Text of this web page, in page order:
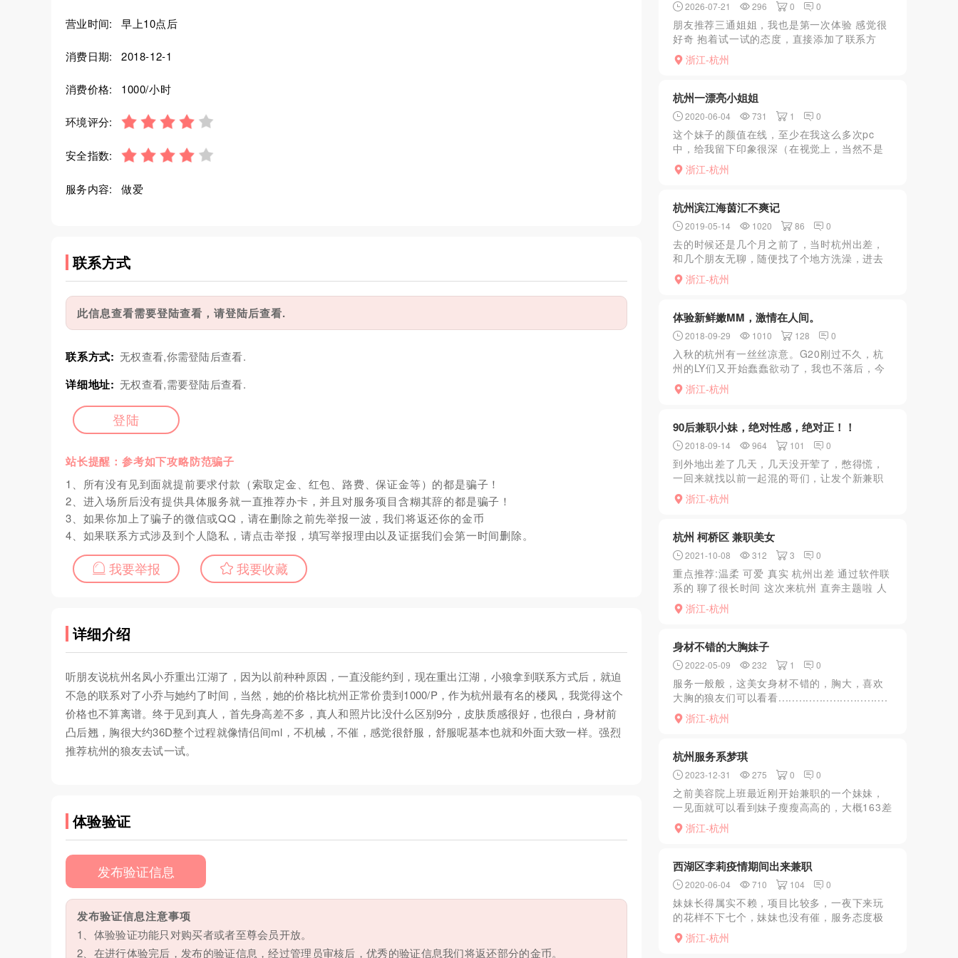
营业时间: 早上10点后
消费日期: 2018-12-1
消费价格: 1000/小时
环境评分:
安全指数:
服务内容: 做爱
联系方式
此信息查看需要登陆查看，请登陆后查看.
联系方式: 无权查看,你需登陆后查看.
详细地址: 无权查看,需要登陆后查看.
登陆
站长提醒：参考如下攻略防范骗子
1、所有没有见到面就提前要求付款（索取定金、红包、路费、保证金等）的都是骗子！
2、进入场所后没有提供具体服务就一直推荐办卡，并且对服务项目含糊其辞的都是骗子！
3、如果你加上了骗子的微信或QQ，请在删除之前先举报一波，我们将返还你的金币
4、如果联系方式涉及到个人隐私，请点击举报，填写举报理由以及证据我们会第一时间删除。
我要举报 我要收藏
详细介绍
听朋友说杭州名凤小乔重出江湖了，因为以前种种原因，一直没能约到，现在重出江湖，小狼拿到联系方式后，就迫
不急的联系对了小乔与她约了时间，当然，她的价格比杭州正常价贵到1000/P，作为杭州最有名的楼凤，我觉得这个
价格也不算离谱。终于见到真人，首先身高差不多，真人和照片比没什么区别9分，皮肤质感很好，也很白，身材前
凸后翘，胸很大约36D整个过程就像情侣间ml，不机械，不催，感觉很舒服，舒服呢基本也就和外面大致一样。强烈
推荐杭州的狼友去试一试。
体验验证
发布验证信息
发布验证信息注意事项
1、体验验证功能只对购买者或者至尊会员开放。
2、在进行体验完后，发布的验证信息，经过管理员审核后，优秀的验证信息我们将返还部分的金币。
2026-07-21 296 0 0
朋友推荐三通姐姐，我也是第一次体验 感觉很
好奇 抱着试一试的态度，直接添加了联系方
式，预约了一下时间，小区很好找 手机遥控上
楼 开门一瞬间 小姐姐穿着黑丝 情趣 看的我小
浙江-杭州
杭州一漂亮小姐姐
2020-06-04 731 1 0
这个妹子的颜值在线，至少在我这么多次pc
中，给我留下印象很深（在视觉上，当然不是
服务型的，那些需要服务的还是要酌情考虑
浙江-杭州
杭州滨江海茵汇不爽记
2019-05-14 1020 86 0
去的时候还是几个月之前了，当时杭州出差，
和几个朋友无聊，随便找了个地方洗澡，进去
后是一楼洗澡，上去按摩，都是包间，价格好
像是分3级，挑了个380的，没过多久妹子就来
浙江-杭州
体验新鲜嫩MM，激情在人间。
2018-09-29 1010 128 0
入秋的杭州有一丝丝凉意。G20刚过不久，杭
州的LY们又开始蠢蠢欲动了，我也不落后，今
天双休一觉醒来已经是中午了，可能是太久没
偷吃了。一起床就非常的兴奋，赶紧起来洗漱
浙江-杭州
90后兼职小妹，绝对性感，绝对正！！
2018-09-14 964 101 0
到外地出差了几天，几天没开荤了，憋得慌，
一回来就找以前一起混的哥们，让发个新兼职
过来爽爽，不一会，朋友给了个ＱＱ，说是该
兼职女叫べ雪べ，长得一般，但特别骚，水
浙江-杭州
杭州 柯桥区 兼职美女
2021-10-08 312 3 0
重点推荐:温柔 可爱 真实 杭州出差 通过软件联
系的 聊了很长时间 这次来杭州 直奔主题啦 人
很漂亮 身材很完美 说话声音很甜美 我很喜欢
特意在她的附近开的房间 见到之后人照无...
浙江-杭州
身材不错的大胸妹子
2022-05-09 232 1 0
服务一般般，这美女身材不错的，胸大，喜欢
大胸的狼友们可以看看................................
重点推荐：胸大
浙江-杭州
杭州服务系梦琪
2023-12-31 275 0 0
之前美容院上班最近刚开始兼职的一个妹妹，
一见面就可以看到妹子瘦瘦高高的，大概163差
不多腿很细。妹妹先拉着去洗了澡，稍微冲了
一下，由于现在是冬天特意多泡了一下手，不
浙江-杭州
西湖区李莉疫情期间出来兼职
2020-06-04 710 104 0
妹妹长得属实不赖，项目比较多，一夜下来玩
的花样不下七个，妹妹也没有催，服务态度极
好，最关键的事妹妹的水是属实多，比较敏
感，综合下来这次的体验是我最满意的一次。
浙江-杭州